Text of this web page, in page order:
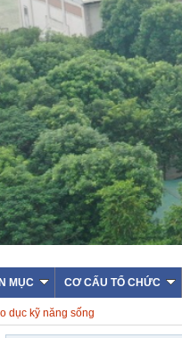
MỤC CƠ CẤU TỔ CHỨC
dục kỹ năng sống